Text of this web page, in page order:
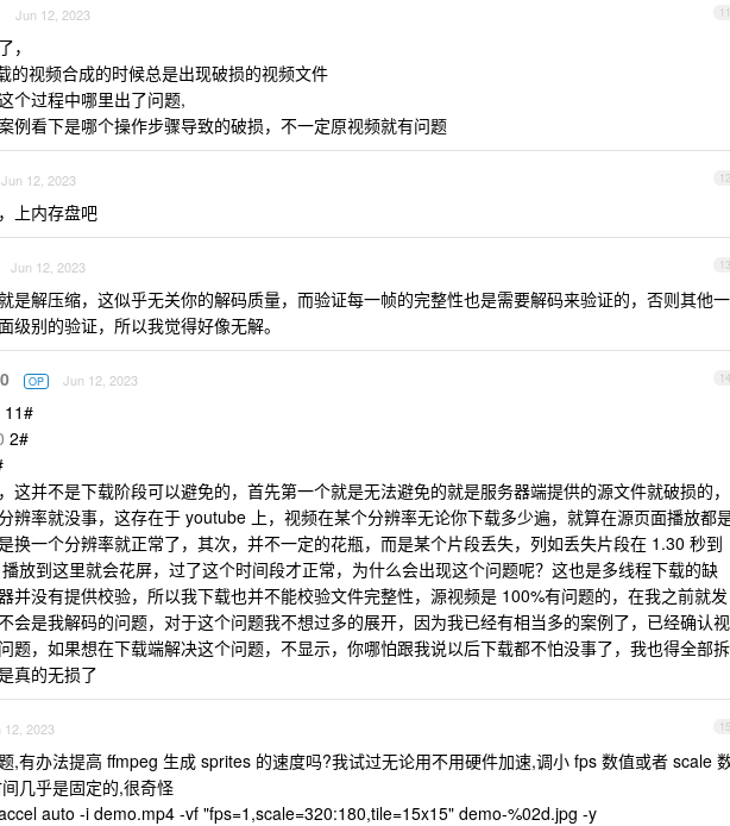
11
Jun 12, 2023
，
的视频合成的时候总是出现破损的视频文件
个过程中哪里出了问题,
例看下是哪个操作步骤导致的破损，不一定原视频就有问题
12
Jun 12, 2023
上内存盘吧
13
Jun 12, 2023
是解压缩，这似乎无关你的解码质量，而验证每一帧的完整性也是需要解码来验证的，否则其他一
级别的验证，所以我觉得好像无解。
14
OP Jun 12, 2023
11#
2#
这并不是下载阶段可以避免的，首先第一个就是无法避免的就是服务器端提供的源文件就破损的，
辨率就没事，这存在于 youtube 上，视频在某个分辨率无论你下载多少遍，就算在源页面播放都
换一个分辨率就正常了，其次，并不一定的花瓶，而是某个片段丢失，列如丢失片段在 1.30 秒到
放到这里就会花屏，过了这个时间段才正常，为什么会出现这个问题呢？这也是多线程下载的缺
并没有提供校验，所以我下载也并不能校验文件完整性，源视频是 100%有问题的，在我之前就发
会是我解码的问题，对于这个问题我不想过多的展开，因为我已经有相当多的案例了，已经确认视
题，如果想在下载端解决这个问题，不显示，你哪怕跟我说以后下载都不怕没事了，我也得全部拆
真的无损了
15
12, 2023
,有办法提高 ffmpeg 生成 sprites 的速度吗?我试过无论用不用硬件加速,调小 fps 数值或者 scale
几乎是固定的,很奇怪
auto -i demo.mp4 -vf "fps=1,scale=320:180,tile=15x15" demo-%02d.jpg -y